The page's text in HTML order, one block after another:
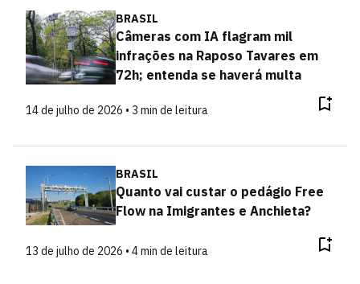
BRASIL
Câmeras com IA flagram mil
infrações na Raposo Tavares em
72h; entenda se haverá multa
14 de julho de 2026 • 3 min de leitura
BRASIL
Quanto vai custar o pedágio Free
Flow na Imigrantes e Anchieta?
13 de julho de 2026 • 4 min de leitura